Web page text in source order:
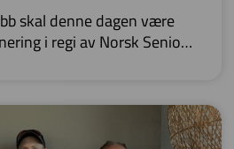
skal denne dagen være
i regi av Norsk Senior